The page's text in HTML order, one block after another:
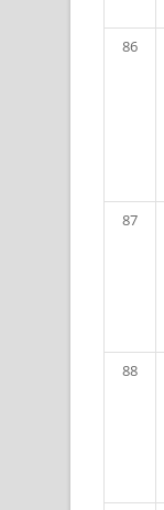
86
87
88